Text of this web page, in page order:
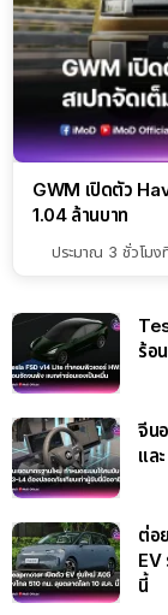
GWM เปิดตัว
1.04 ล้านบาท
ประมาณ 3 ชั่วโมง
ร้อ
จีน
แล
ต่อ
EV
นี้